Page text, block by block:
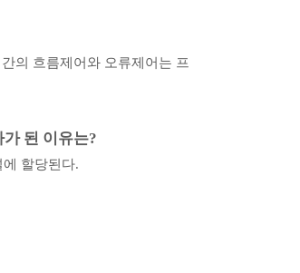
의 흐름제어와 오류제어는 프
가 된 이유는?
할당된다.